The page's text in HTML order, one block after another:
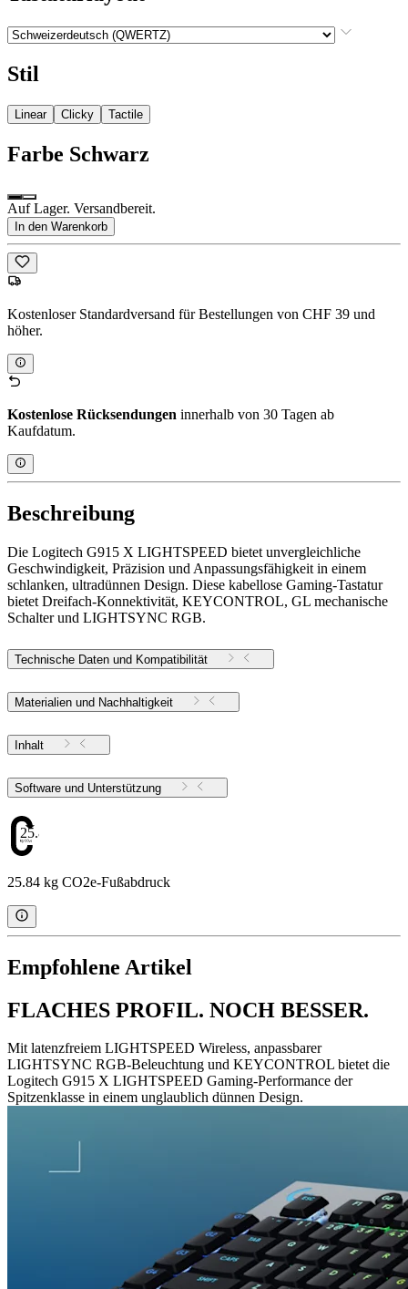
Stil
Linear Clicky Tactile
Farbe Schwarz
Auf Lager. Versandbereit.
In den Warenkorb
Kostenloser Standardversand für Bestellungen von CHF 39 und
höher.
Kostenlose Rücksendungen innerhalb von 30 Tagen ab
Kaufdatum.
Beschreibung
Die Logitech G915 X LIGHTSPEED bietet unvergleichliche
Geschwindigkeit, Präzision und Anpassungsfähigkeit in einem
schlanken, ultradünnen Design. Diese kabellose Gaming-Tastatur
bietet Dreifach-Konnektivität, KEYCONTROL, GL mechanische
Schalter und LIGHTSYNC RGB.
Technische Daten und Kompatibilität
Materialien und Nachhaltigkeit
Inhalt
Software und Unterstützung
25.84
25.84 kg CO2e-Fußabdruck
Empfohlene Artikel
FLACHES PROFIL. NOCH BESSER.
Mit latenzfreiem LIGHTSPEED Wireless, anpassbarer
LIGHTSYNC RGB-Beleuchtung und KEYCONTROL bietet die
Logitech G915 X LIGHTSPEED Gaming-Performance der
Spitzenklasse in einem unglaublich dünnen Design.